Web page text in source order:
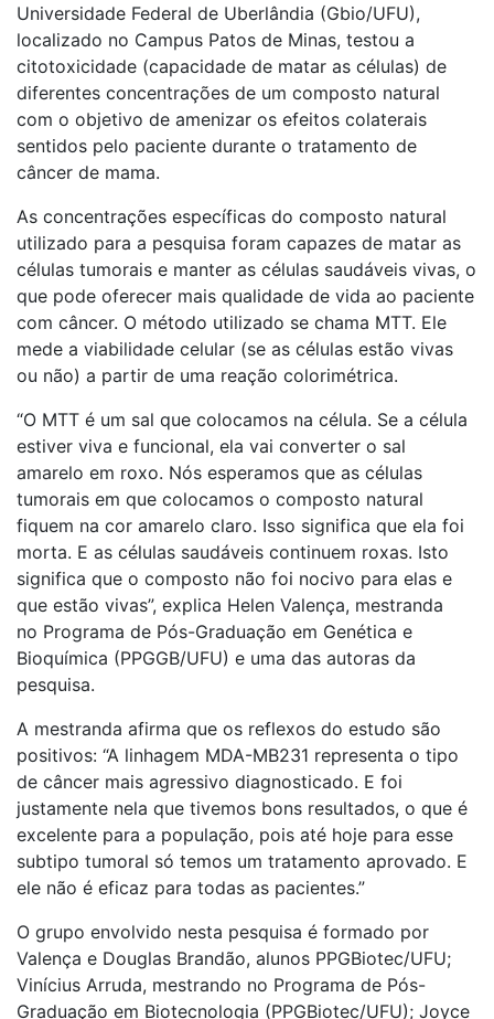
Universidade Federal de Uberlândia (Gbio/UFU),
localizado no Campus Patos de Minas, testou a
citotoxicidade (capacidade de matar as células) de
diferentes concentrações de um composto natural
com o objetivo de amenizar os efeitos colaterais
sentidos pelo paciente durante o tratamento de
câncer de mama.
As concentrações específicas do composto natural
utilizado para a pesquisa foram capazes de matar as
células tumorais e manter as células saudáveis vivas, o
que pode oferecer mais qualidade de vida ao paciente
com câncer. O método utilizado se chama MTT. Ele
mede a viabilidade celular (se as células estão vivas
ou não) a partir de uma reação colorimétrica.
“O MTT é um sal que colocamos na célula. Se a célula
estiver viva e funcional, ela vai converter o sal
amarelo em roxo. Nós esperamos que as células
tumorais em que colocamos o composto natural
fiquem na cor amarelo claro. Isso significa que ela foi
morta. E as células saudáveis continuem roxas. Isto
significa que o composto não foi nocivo para elas e
que estão vivas”, explica Helen Valença, mestranda
no Programa de Pós-Graduação em Genética e
Bioquímica (PPGGB/UFU) e uma das autoras da
pesquisa.
A mestranda afirma que os reflexos do estudo são
positivos: “A linhagem MDA-MB231 representa o tipo
de câncer mais agressivo diagnosticado. E foi
justamente nela que tivemos bons resultados, o que é
excelente para a população, pois até hoje para esse
subtipo tumoral só temos um tratamento aprovado. E
ele não é eficaz para todas as pacientes.”
O grupo envolvido nesta pesquisa é formado por
Valença e Douglas Brandão, alunos PPGBiotec/UFU;
Vinícius Arruda, mestrando no Programa de Pós-
Graduação em Biotecnologia (PPGBiotec/UFU); Joyce